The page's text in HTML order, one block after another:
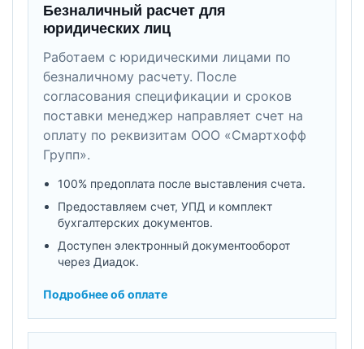
Безналичный расчет для
юридических лиц
Работаем с юридическими лицами по
безналичному расчету. После
согласования спецификации и сроков
поставки менеджер направляет счет на
оплату по реквизитам ООО «Смартхофф
Групп».
100% предоплата после выставления счета.
Предоставляем счет, УПД и комплект
бухгалтерских документов.
Доступен электронный документооборот
через Диадок.
Подробнее об оплате